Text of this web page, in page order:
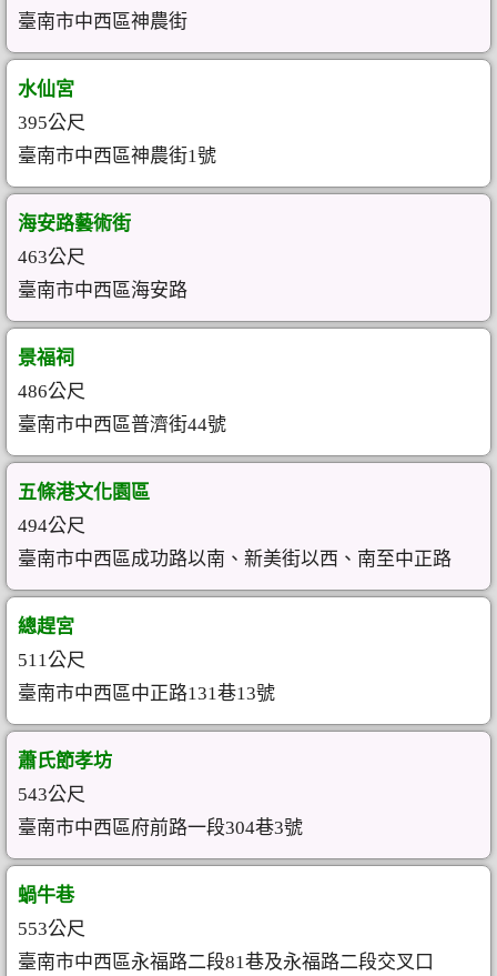
臺南市中西區神農街
水仙宮
395公尺
臺南市中西區神農街1號
海安路藝術街
463公尺
臺南市中西區海安路
景福祠
486公尺
臺南市中西區普濟街44號
五條港文化園區
494公尺
臺南市中西區成功路以南、新美街以西、南至中正路
總趕宮
511公尺
臺南市中西區中正路131巷13號
蕭氏節孝坊
543公尺
臺南市中西區府前路一段304巷3號
蝸牛巷
553公尺
臺南市中西區永福路二段81巷及永福路二段交叉口